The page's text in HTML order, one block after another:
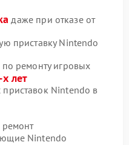
даже при отказе от
приставку Nintendo
ремонту игровых
лет
Nintendo в
Nintendo